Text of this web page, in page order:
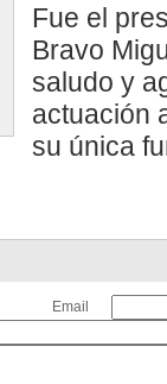
Fue el
Bravo
saludo y
actuación
su única
Email